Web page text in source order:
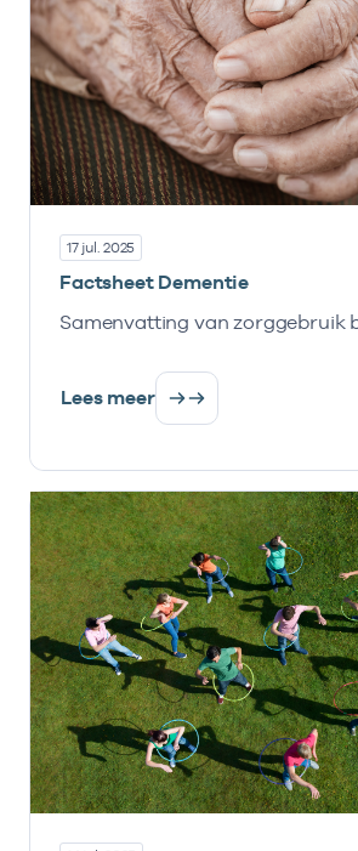
17 jul. 2025
Factsheet Dementie
Samenvatting van zorggebruik
Lees meer